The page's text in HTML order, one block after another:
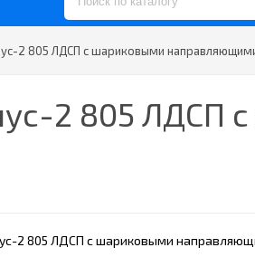
2 805 ЛДСП с шариковыми
2 805 ЛДСП